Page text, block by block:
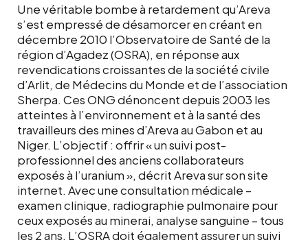
Une véritable bombe à retardement qu’Areva
s’est empressé de désamorcer en créant en
décembre 2010 l’Observatoire de Santé de la
région d’Agadez (OSRA), en réponse aux
revendications croissantes de la société civile
d’Arlit, de Médecins du Monde et de l’association
Sherpa. Ces ONG dénoncent depuis 2003 les
atteintes à l’environnement et à la santé des
travailleurs des mines d’Areva au Gabon et au
Niger. L’objectif : offrir « un suivi post-
professionnel des anciens collaborateurs
exposés à l’uranium », décrit Areva sur son site
internet. Avec une consultation médicale –
examen clinique, radiographie pulmonaire pour
ceux exposés au minerai, analyse sanguine – tous
les 2 ans. L’OSRA doit également assurer un suivi